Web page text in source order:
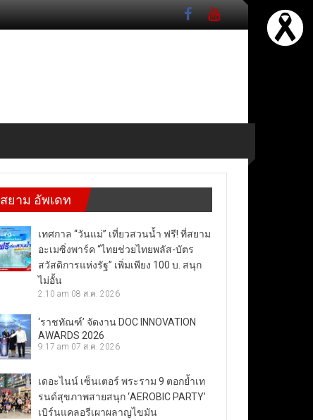
สยาม อัพเดท
เทศกาล “วันแม่” เที่ยวสวนน้ำ ฟรี! ที่สยาม
อะเมซิ่งพาร์ค “ไทยช่วยไทยพลัส-บัตร
สวัสดิการแห่งรัฐ” เพิ่มเพียง 100 บ. สนุก
ไม่อั้น
2:10 am 08 ส.ค. 2026
‘ราชทัณฑ์’ จัดงาน DOC INNOVATION
AWARDS 2026
9:17 am 07 ส.ค. 2026
เดอะไนน์ เซ็นเตอร์ พระราม 9 ตอกย้ำเท
รนด์สุขภาพสายสนุก ‘AEROBIC PARTY’
เบิร์นแคลอรีเผาผลาญไขมัน